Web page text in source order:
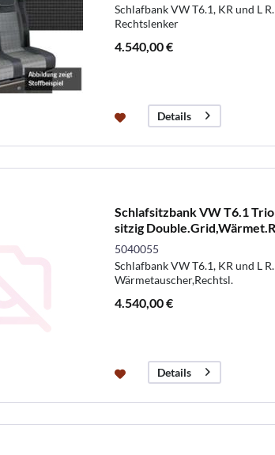
Schlafbank VW T6.1, KR und L
Rechtslenker
4.540,00 €
Details
Schlafsitzbank VW T6.1
sitzig
5040055
Schlafbank VW T6.1, KR und L
Wärmetauscher,Rechtsl.
4.540,00 €
Details